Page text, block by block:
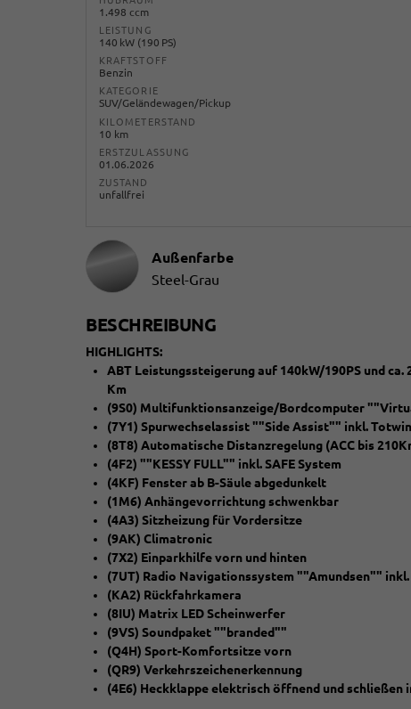
1.498 ccm
LEISTUNG
140 kW (190 PS)
KRAFTSTOFF
Benzin
KATEGORIE
SUV/Geländewagen/Pickup
KILOMETERSTAND
10 km
ERSTZULASSUNG
01.06.2026
ZUSTAND
unfallfrei
Außenfarbe
Steel-Grau
BESCHREIBUNG
HIGHLIGHTS:
ABT Leistungssteigerung auf 140kW/190PS und
Km
(9S0) Multifunktionsanzeige/Bordcomputer
(7Y1) Spurwechselassist ""Side Assist"" inkl.
(8T8) Automatische Distanzregelung (ACC bis
(4F2) ""KESSY FULL"" inkl. SAFE System
(4KF) Fenster ab B-Säule abgedunkelt
(1M6) Anhängevorrichtung schwenkbar
(4A3) Sitzheizung für Vordersitze
(9AK) Climatronic
(7X2) Einparkhilfe vorn und hinten
(7UT) Radio Navigationssystem ""Amundsen"" inkl.
(KA2) Rückfahrkamera
(8IU) Matrix LED Scheinwerfer
(9VS) Soundpaket ""branded""
(Q4H) Sport-Komfortsitze vorn
(QR9) Verkehrszeichenerkennung
(4E6) Heckklappe elektrisch öffnend und schließen